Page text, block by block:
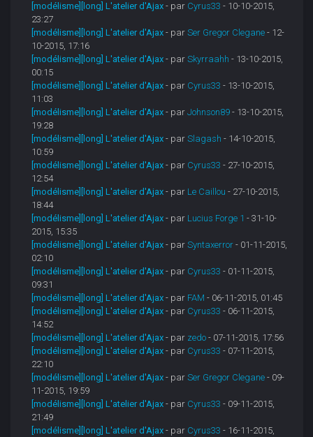
[modélisme][long] L'atelier d'Ajax - par Cyrus33 - 10-10-2015,
23:27
[modélisme][long] L'atelier d'Ajax - parSer Gregor Clegane - 12-
10-2015, 17:16
[modélisme][long] L'atelier d'Ajax - parSkyrraahh - 13-10-2015,
00:15
[modélisme][long] L'atelier d'Ajax - par Cyrus33 - 13-10-2015,
11:03
[modélisme][long] L'atelier d'Ajax - parJohnson89 - 13-10-2015,
19:28
[modélisme][long] L'atelier d'Ajax - parSlagash - 14-10-2015,
10:59
[modélisme][long] L'atelier d'Ajax - par Cyrus33 - 27-10-2015,
12:54
[modélisme][long] L'atelier d'Ajax - par Le Caillou - 27-10-2015,
18:44
[modélisme][long] L'atelier d'Ajax - par Lucius Forge 1 - 31-10-
2015, 15:35
[modélisme][long] L'atelier d'Ajax - parSyntaxerror - 01-11-2015,
02:10
[modélisme][long] L'atelier d'Ajax - par Cyrus33 - 01-11-2015,
09:31
[modélisme][long] L'atelier d'Ajax - par FAM - 06-11-2015, 01:45
[modélisme][long] L'atelier d'Ajax - par Cyrus33 - 06-11-2015,
14:52
[modélisme][long] L'atelier d'Ajax - par zedo - 07-11-2015, 17:56
[modélisme][long] L'atelier d'Ajax - par Cyrus33 - 07-11-2015,
22:10
[modélisme][long] L'atelier d'Ajax - parSer Gregor Clegane - 09-
11-2015, 19:59
[modélisme][long] L'atelier d'Ajax - par Cyrus33 - 09-11-2015,
21:49
[modélisme][long] L'atelier d'Ajax - par Cyrus33 - 16-11-2015,